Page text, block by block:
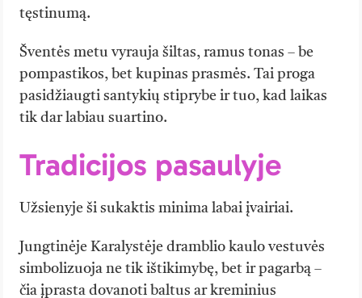
tęstinumą.
Šventės metu vyrauja šiltas, ramus tonas – be
pompastikos, bet kupinas prasmės. Tai proga
pasidžiaugti santykių stiprybe ir tuo, kad laikas
tik dar labiau suartino.
Tradicijos pasaulyje
Užsienyje ši sukaktis minima labai įvairiai.
Jungtinėje Karalystėje dramblio kaulo vestuvės
simbolizuoja ne tik ištikimybę, bet ir pagarbą –
čia įprasta dovanoti baltus ar kreminius